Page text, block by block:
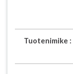
Tuotenimike :